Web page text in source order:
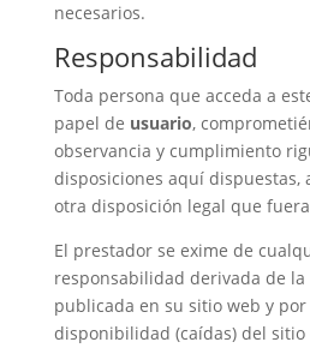
necesarios.
Responsabilidad
Toda persona que acceda a
papel de usuario,
observancia y cumplimiento
disposiciones aquí dispuestas,
otra disposición legal que
El prestador se exime de
responsabilidad derivada de
publicada en su sitio web y
disponibilidad (caídas) del